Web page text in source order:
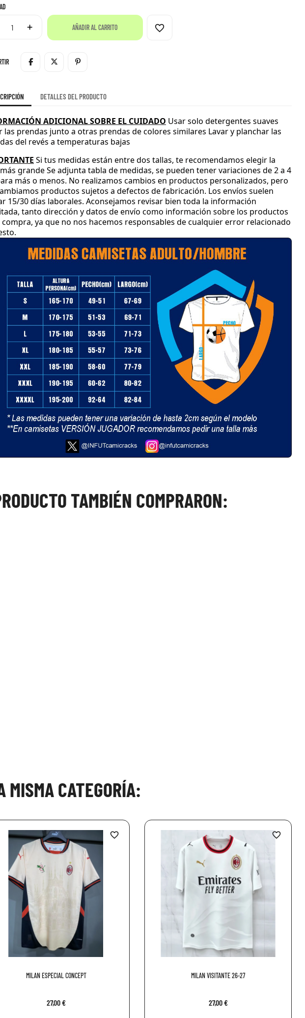
AÑADIR AL CARRITO favorite_border
DETALLES DEL PRODUCTO
ADICIONAL SOBRE EL CUIDADO Usar solo detergentes suaves
las prendas junto a otras prendas de colores similares Lavar y planchar las
del revés a temperaturas bajas
Si tus medidas están entre dos tallas, te recomendamos elegir la
grandeSe adjunta tabla de medidas, se pueden tener variaciones de 2 a 4
más o menos. No realizamos cambios en productos personalizados, pero
productos sujetos a defectos de fabricación. Los envíos suelen
15/30 días laborales. Aconsejamos revisar bien toda la información
, tanto dirección y datos de envío como información sobre los productos
compra, ya que no nos hacemos responsables de cualquier error relacionado
.
TAMBIÉN COMPRARON:
MISMA CATEGORÍA:
MILAN ESPECIAL CONCEPT
27,00 €
favorite_border
MILAN VISITANTE 26-27
27,00 €
favorite_border